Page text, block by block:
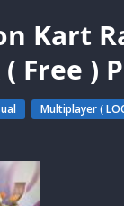
Kart
Free )
Multiplayer (